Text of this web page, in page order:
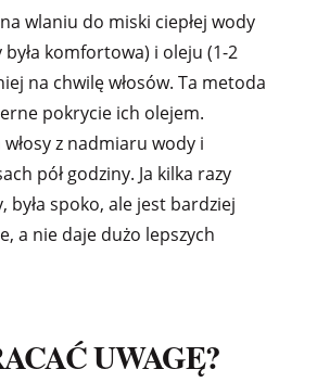
wlaniu do miski ciepłej wody
komfortowa) i oleju (1-2
na chwilę włosów. Ta metoda
pokrycie ich olejem.
z nadmiaru wody i
pół godziny. Ja kilka razy
była spoko, ale jest bardziej
a nie daje dużo lepszych
UWAGĘ?